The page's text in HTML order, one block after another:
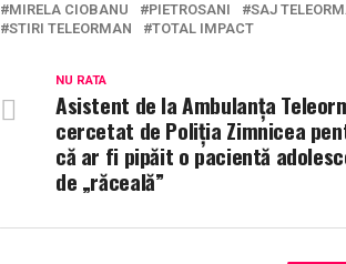
MIRELA CIOBANU
PIETROSANI SAJ
STIRI TELEORMAN
TOTAL IMPACT
NU RATA
Asistent de la Ambulanța
cercetat de Poliția Zimnicea
că ar fi pipăit o pacientă
de „răceală”